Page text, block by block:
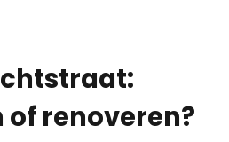
renoveren?